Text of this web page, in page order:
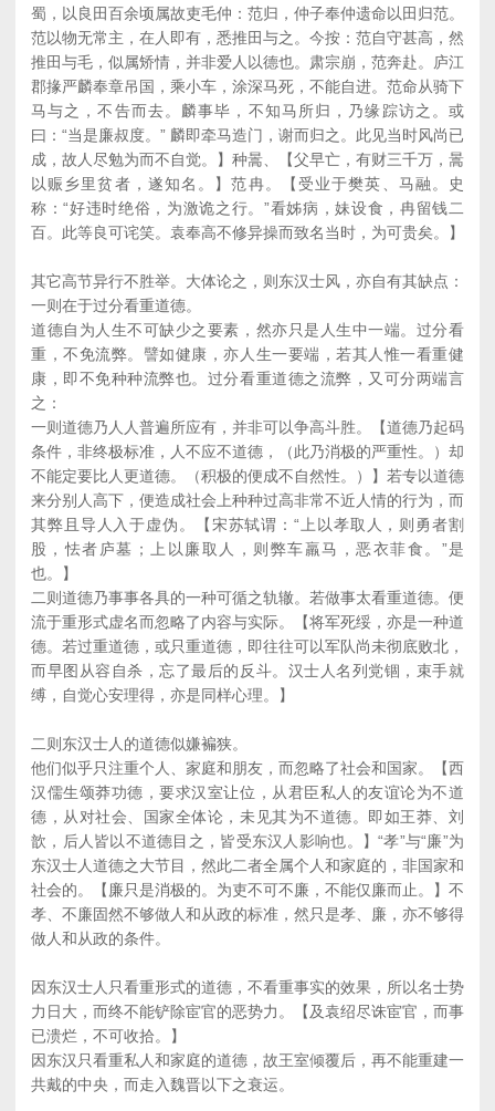
蜀，以良田百余顷属故吏毛仲：范归，仲子奉仲遗命以田归范。
范以物无常主，在人即有，悉推田与之。今按：范自守甚高，然
推田与毛，似属矫情，并非爱人以德也。肃宗崩，范奔赴。庐江
郡掾严麟奉章吊国，乘小车，涂深马死，不能自进。范命从骑下
马与之，不告而去。麟事毕，不知马所归，乃缘踪访之。或
曰：“当是廉叔度。” 麟即牵马造门，谢而归之。此见当时风尚已
成，故人尽勉为而不自觉。】种暠、【父早亡，有财三千万，暠
以赈乡里贫者，遂知名。】范冉。【受业于樊英、马融。史
称：“好违时绝俗，为激诡之行。”看姊病，妹设食，冉留钱二
百。此等良可诧笑。袁奉高不修异操而致名当时，为可贵矣。】
其它高节异行不胜举。大体论之，则东汉士风，亦自有其缺点：
一则在于过分看重道德。
道德自为人生不可缺少之要素，然亦只是人生中一端。过分看
重，不免流弊。譬如健康，亦人生一要端，若其人惟一看重健
康，即不免种种流弊也。过分看重道德之流弊，又可分两端言
之：
一则道德乃人人普遍所应有，并非可以争高斗胜。【道德乃起码
条件，非终极标准，人不应不道德，（此乃消极的严重性。）却
不能定要比人更道德。（积极的便成不自然性。）】若专以道德
来分别人高下，便造成社会上种种过高非常不近人情的行为，而
其弊且导人入于虚伪。【宋苏轼谓：“上以孝取人，则勇者割
股，怯者庐墓；上以廉取人，则弊车羸马，恶衣菲食。”是
也。】
二则道德乃事事各具的一种可循之轨辙。若做事太看重道德。便
流于重形式虚名而忽略了内容与实际。【将军死绥，亦是一种道
德。若过重道德，或只重道德，即往往可以军队尚未彻底败北，
而早图从容自杀，忘了最后的反斗。汉士人名列党锢，束手就
缚，自觉心安理得，亦是同样心理。】
二则东汉士人的道德似嫌褊狭。
他们似乎只注重个人、家庭和朋友，而忽略了社会和国家。【西
汉儒生颂莽功德，要求汉室让位，从君臣私人的友谊论为不道
德，从对社会、国家全体论，未见其为不道德。即如王莽、刘
歆，后人皆以不道德目之，皆受东汉人影响也。】“孝”与“廉”为
东汉士人道德之大节目，然此二者全属个人和家庭的，非国家和
社会的。【廉只是消极的。为吏不可不廉，不能仅廉而止。】不
孝、不廉固然不够做人和从政的标准，然只是孝、廉，亦不够得
做人和从政的条件。
因东汉士人只看重形式的道德，不看重事实的效果，所以名士势
力日大，而终不能铲除宦官的恶势力。【及袁绍尽诛宦官，而事
已溃烂，不可收拾。】
因东汉只看重私人和家庭的道德，故王室倾覆后，再不能重建一
共戴的中央，而走入魏晋以下之衰运。